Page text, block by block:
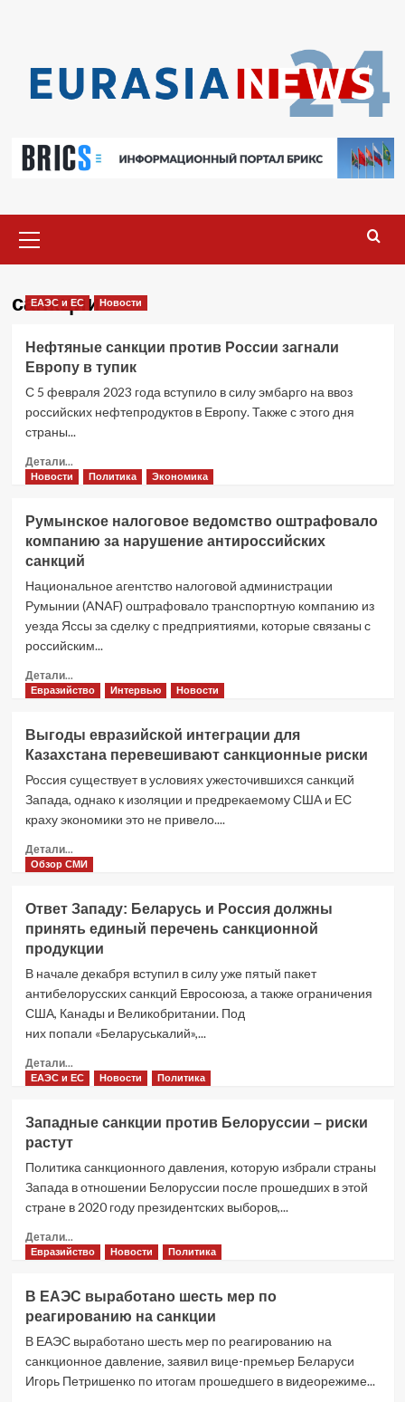
меню
санкции
ЕАЭС и ЕС Новости
Нефтяные санкции против России загнали
Европу в тупик
С 5 февраля 2023 года вступило в силу эмбарго на ввоз
российских нефтепродуктов в Европу. Также с этого дня
страны...
Детали...
больше
санкции
против
России
в
тупик
Новости Политика Экономика
Румынское налоговое ведомство оштрафовало
компанию за нарушение антироссийских
санкций
Национальное агентство налоговой администрации
Румынии (ANAF) оштрафовало транспортную компанию из
уезда Яссы за сделку с предприятиями, которые связаны с
российским...
Детали...
больше
налоговое
ведомство
оштрафовало
за
нарушение
санкций
Евразийство Интервью Новости
Выгоды евразийской интеграции для
Казахстана перевешивают санкционные риски
Россия существует в условиях ужесточившихся санкций
Запада, однако к изоляции и предрекаемому США и ЕС
краху экономики это не привело....
Детали...
больше
евразийской
интеграции
для
Казахстана
перевешивают
санкционные
риски
Обзор СМИ
Ответ Западу: Беларусь и Россия должны
принять единый перечень санкционной
продукции
В начале декабря вступил в силу уже пятый пакет
антибелорусских санкций Евросоюза, а также ограничения
США, Канады и Великобритании. Под
них попали «Беларуськалий»,...
Детали...
больше
Западу:
Беларусь
и
принять
перечень
ЕАЭС и ЕС Новости Политика
Западные санкции против Белоруссии – риски
растут
Политика санкционного давления, которую избрали страны
Запада в отношении Белоруссии после прошедших в этой
стране в 2020 году президентских выборов,...
Детали...
больше
санкции
против
Белоруссии
растут
Евразийство Новости Политика
В ЕАЭС выработано шесть мер по
реагированию на санкции
В ЕАЭС выработано шесть мер по реагированию на
санкционное давление, заявил вице-премьер Беларуси
Игорь Петришенко по итогам прошедшего в видеорежиме...